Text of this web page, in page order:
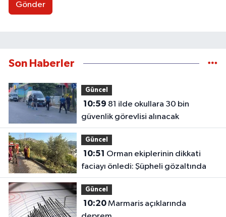
Gönder
Son Haberler
Güncel
10:59
güvenlik görevlisi alınacak
Güncel
10:51
faciayı önledi: Şüpheli gözaltında
Güncel
10:20Marmaris açıklarında